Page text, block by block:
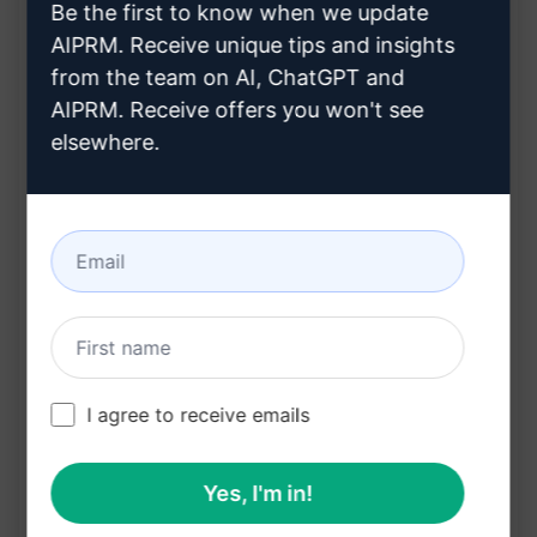
Profi cikk: magas színvonalú tartalom
Gyakran Ismételt Kérdések (FAQs): beépített
támogatás
Hozzájárul a hatékonyabb
Az előnyök:
Kiemelkedés a Google keresési
eredményeiben
Jobb láthatóság az online térben
Növeli az olvasói elkötelezettséget és
visszatérő látogatókat generál
Be the first to know when we update
AIPRM. Receive unique tips and insights
from the team on AI, ChatGPT and
AIPRM. Receive offers you won't see
elsewhere.
I agree to receive emails
Yes, I'm in!